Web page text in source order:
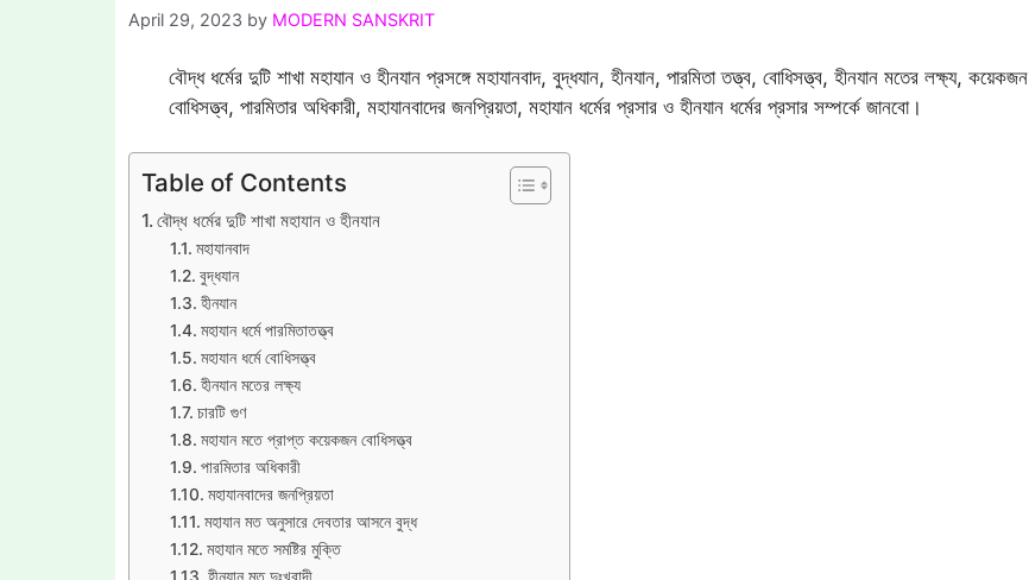
April 29, 2023 by MODERN SANSKRIT
বৌদ্ধ ধর্মের দুটি শাখা মহাযান ও হীনযান প্রসঙ্গে মহাযানবাদ, বুদ্ধযান, হীনযান, পারমিতা তত্ত্ব, বোধিসত্ত্ব, হীনযান মতের লক্ষ্য, কয়েকজন
বোধিসত্ত্ব, পারমিতার অধিকারী, মহাযানবাদের জনপ্রিয়তা, মহাযান ধর্মের প্রসার ও হীনযান ধর্মের প্রসার সম্পর্কে জানবো।
Table of Contents
বৌদ্ধ ধর্মের দুটি শাখা মহাযান ও হীনযান
মহাযানবাদ
বুদ্ধযান
হীনযান
মহাযান ধর্মে পারমিতাতত্ত্ব
মহাযান ধর্মে বোধিসত্ত্ব
হীনযান মতের লক্ষ্য
চারটি গুণ
মহাযান মতে প্রাপ্ত কয়েকজন বোধিসত্ত্ব
পারমিতার অধিকারী
মহাযানবাদের জনপ্রিয়তা
মহাযান মত অনুসারে দেবতার আসনে বুদ্ধ
মহাযান মতে সমষ্টির মুক্তি